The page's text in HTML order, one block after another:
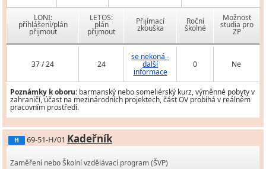
LONI:
přihlášení/plán
přijmout
LETOS:
plán
přijmout
Přijímací
zkouška
Roční
školné
Možnost
studia pro
ZP
37 / 24 24
se nekoná -
další
informace
0 Ne
Poznámky k oboru: barmanský nebo someliérský kurz, výměnné pobyty v
zahraničí, účast na mezinárodních projektech, část OV probíhá v reálném
pracovním prostředí.
H 69-51-H/01 Kadeřník
Zaměření nebo Školní vzdělávací program (ŠVP)